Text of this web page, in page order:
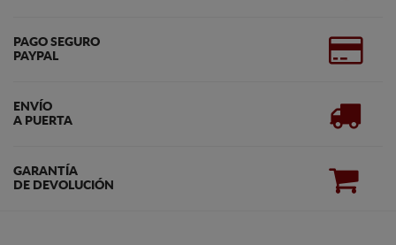
PAGO SEGURO
PAYPAL
ENVÍO
A PUERTA
GARANTÍA
DE DEVOLUCIÓN